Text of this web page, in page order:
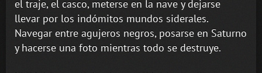
el traje, el casco, meterse en la nave y dejarse
llevar por los indómitos mundos siderales.
Navegar entre agujeros negros, posarse en Saturno
y hacerse una foto mientras todo se destruye.